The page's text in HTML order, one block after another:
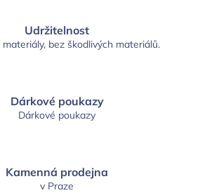
Udržitelnost
materiály, bez škodlivých materiálů.
Dárkové poukazy
Dárkové poukazy
Kamenná prodejna
v Praze